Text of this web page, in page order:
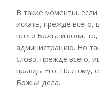
В такие моменты,
искать, прежде
всего Божьей воли,
администрацию. Но
слово, прежде всего,
правды Его. Поэтому,
Божьи дела.